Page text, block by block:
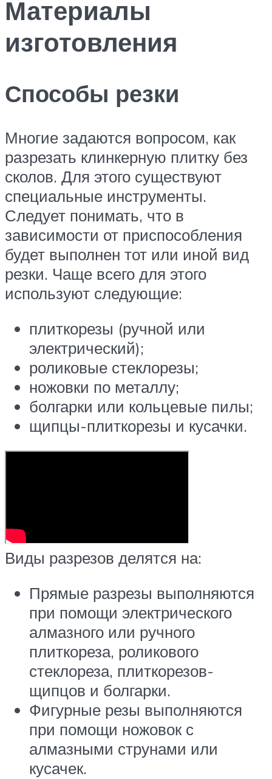
Материалы
изготовления
Способы резки
Многие задаются вопросом, как
разрезать клинкерную плитку без
сколов. Для этого существуют
специальные инструменты.
Следует понимать, что в
зависимости от приспособления
будет выполнен тот или иной вид
резки. Чаще всего для этого
используют следующие:
плиткорезы (ручной или
электрический);
роликовые стеклорезы;
ножовки по металлу;
болгарки или кольцевые пилы;
щипцы-плиткорезы и кусачки.
Виды разрезов делятся на:
Прямые разрезы выполняются
при помощи электрического
алмазного или ручного
плиткореза, роликового
стеклореза, плиткорезов-
щипцов и болгарки.
Фигурные резы выполняются
при помощи ножовок с
алмазными струнами или
кусачек.